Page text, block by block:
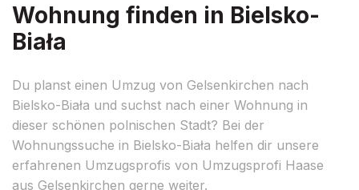
Wohnung finden in Bielsko-
Biała
Du planst einen Umzug von Gelsenkirchen nach
Bielsko-Biała und suchst nach einer Wohnung in
dieser schönen polnischen Stadt? Bei der
Wohnungssuche in Bielsko-Biała helfen dir unsere
erfahrenen Umzugsprofis von Umzugsprofi Haase
aus Gelsenkirchen gerne weiter.